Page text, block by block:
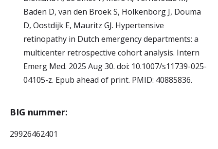
Baden D, van den Broek S, Holkenborg J, Douma
D, Oostdijk E, Mauritz GJ. Hypertensive
retinopathy in Dutch emergency departments: a
multicenter retrospective cohort analysis. Intern
Emerg Med. 2025 Aug 30. doi: 10.1007/s11739-025-
04105-z. Epub ahead of print. PMID: 40885836.
BIG nummer:
29926462401